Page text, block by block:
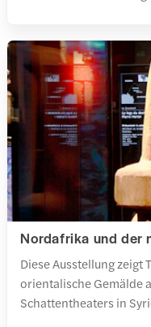
Nordafrika und der
Diese Ausstellung zeigt
orientalische Gemälde
Schattentheaters in